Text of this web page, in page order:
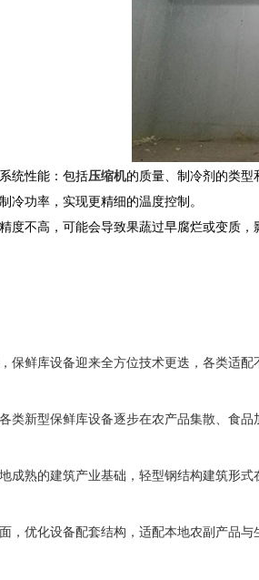
统性能：包括压缩机的质量、制冷剂的类
功率，实现更精细的温度控制。
不高，可能会导致果蔬过早腐烂或变质，
保鲜库设备迎来全方位技术更迭，各类适配
类新型保鲜库设备逐步在农产品集散、食品
成熟的建筑产业基础，轻型钢结构建筑形式
，优化设备配套结构，适配本地农副产品与